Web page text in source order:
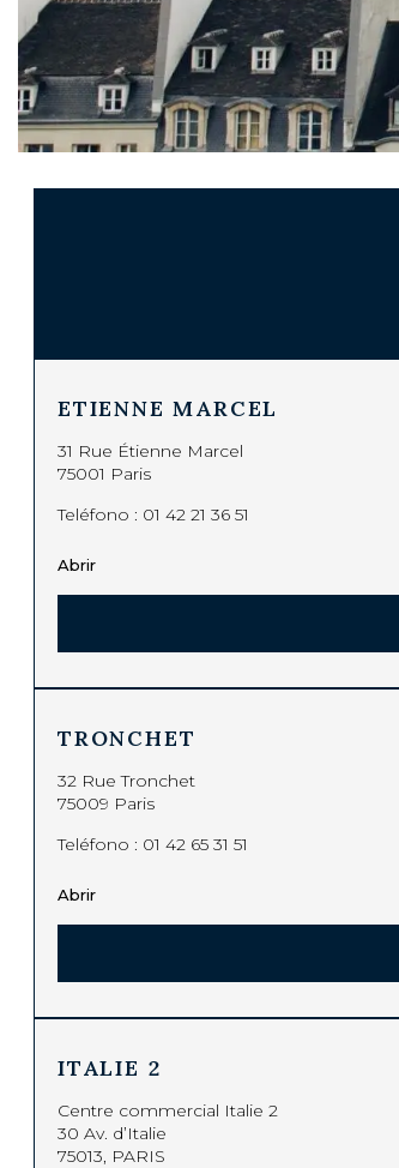
ETIENNE MARCEL
31 Rue Étienne Marcel
75001 Paris
Teléfono : 01 42 21 36 51
Abrir
TRONCHET
32 Rue Tronchet
75009 Paris
Teléfono : 01 42 65 31 51
Abrir
ITALIE 2
Centre commercial Italie 2
30 Av. d’Italie
75013, PARIS